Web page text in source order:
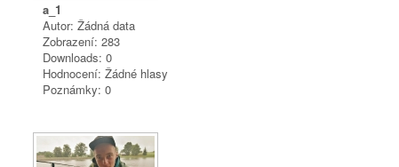
a_1
Autor: Žádná data
Zobrazení: 283
Downloads: 0
Hodnocení: Žádné hlasy
Poznámky: 0